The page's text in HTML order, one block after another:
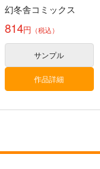
金タマを捻挫した話。
アルティメット
さくら研究室
1,100円（税込）
2,672
幻冬舎コミックス
814円 （税込）
サンプル
作品詳細